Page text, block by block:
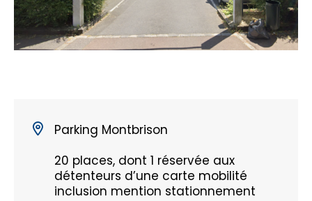
Parking Montbrison
20 places, dont 1 réservée aux
détenteurs d’une carte mobilité
inclusion mention stationnement